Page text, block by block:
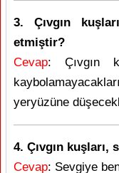
3. Çıvgın
etmiştir?
Cevap: Çıvgın
yeryüzüne
4. Çıvgın
Cevap: Sevgiye